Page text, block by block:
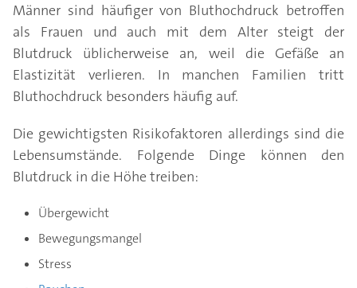
Männer sind häufiger von Bluthochdruck betroffen
als Frauen und auch mit dem Alter steigt der
Blutdruck üblicherweise an, weil die Gefäße an
Elastizität verlieren. In manchen Familien tritt
Bluthochdruck besonders häufig auf.
Die gewichtigsten Risikofaktoren allerdings sind die
Lebensumstände. Folgende Dinge können den
Blutdruck in die Höhe treiben:
Übergewicht
Bewegungsmangel
Stress